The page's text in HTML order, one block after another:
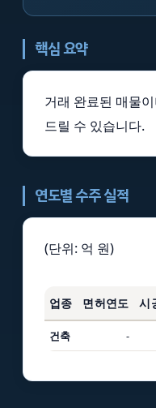
핵심 요약
거래 완료된 매물
드릴 수 있습니다.
연도별 수주 실적
(단위: 억 원)
업종 면허연도 시
건축 -